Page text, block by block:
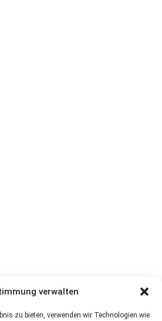
verwalten
zu bieten, verwenden wir Technologien wie